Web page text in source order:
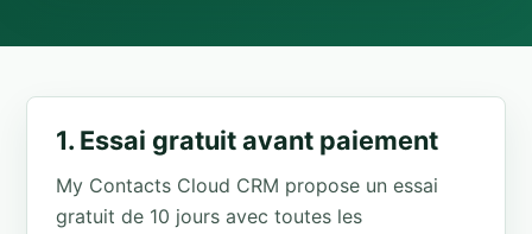
1. Essai gratuit avant paiement
My Contacts Cloud CRM propose un essai
gratuit de 10 jours avec toutes les